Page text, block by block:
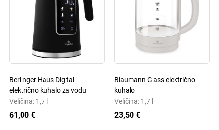
Berlinger Haus Digital
električno kuhalo za vodu
Veličina: 1,7 l
61,00 €
Blaumann Glass električno
kuhalo
Veličina: 1,7 l
23,50 €